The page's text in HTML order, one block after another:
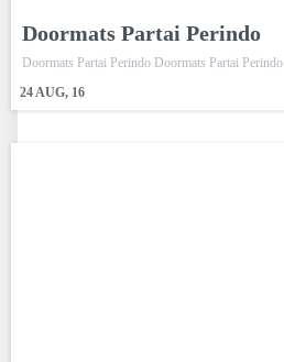
Doormats Partai Perindo
24 AUG, 16
Doormats Partai Perindo Doormats Partai Perindo